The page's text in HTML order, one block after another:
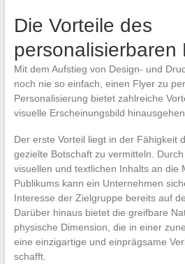
Die Vorteile des
personalisierbaren
Mit dem Aufstieg von Design- und
noch nie so einfach, einen Flyer zu
Personalisierung bietet zahlreiche
visuelle Erscheinungsbild hinausgehen.
Der erste Vorteil liegt in der Fähigkeit
gezielte Botschaft zu vermitteln.
visuellen und textlichen Inhalts an die
Publikums kann ein Unternehmen
Interesse der Zielgruppe bereits auf
Darüber hinaus bietet die greifbare
physische Dimension, die in einer
eine einzigartige und einprägsame
schafft.